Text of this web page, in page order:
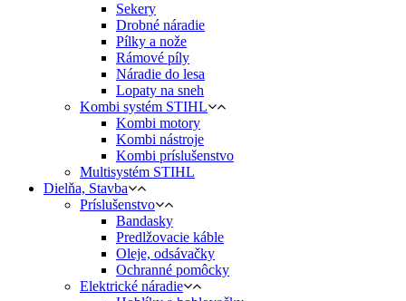
Sekery
Drobné náradie
Pílky a nože
Rámové píly
Náradie do lesa
Lopaty na sneh
Kombi systém STIHL
Kombi motory
Kombi nástroje
Kombi príslušenstvo
Multisystém STIHL
Dielňa, Stavba
Príslušenstvo
Bandasky
Predlžovacie káble
Oleje, odsávačky
Ochranné pomôcky
Elektrické náradie